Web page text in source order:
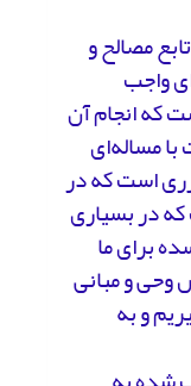
مصالح و
واجب
که انجام آن
مساله‌ای
است که در
در بسیاری
برای ما
وحی و مبانی
و به